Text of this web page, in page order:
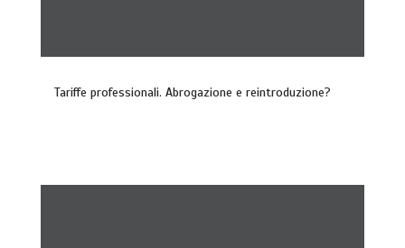
Tariffe professionali. Abrogazione e reintroduzione?